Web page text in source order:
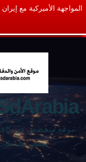
المواجهة الأميركية مع
موقع متخصص في كافة
يغطي نشاطات